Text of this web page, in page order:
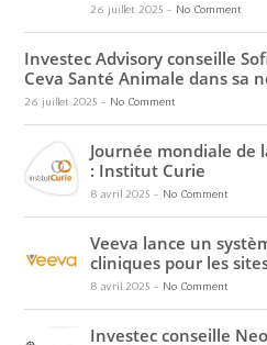
26 juillet 2025- No Comment
Investec Advisory conseille
Ceva Santé Animale dans sa
26 juillet 2025- No Comment
Journée mondiale
: Institut Curie
8 avril 2025- No Comment
Veeva lance un
cliniques pour les
8 avril 2025- No Comment
Investec conseille